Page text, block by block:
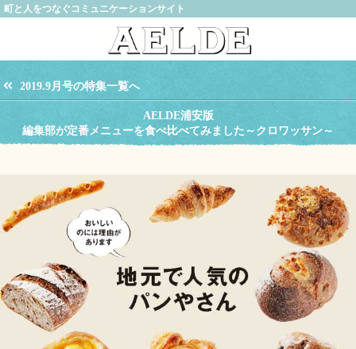
町と人をつなぐコミュニケーションサイト
2019.9月号の特集一覧へ
AELDE浦安版
編集部が定番メニューを食べ比べてみました～クロワッサン～